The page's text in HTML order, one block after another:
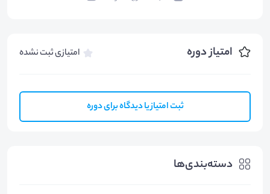
امتیاز دوره امتیازی ثبت نشده
ثبت امتیاز یا دیدگاه برای دوره
دسته‌بندی‌ها